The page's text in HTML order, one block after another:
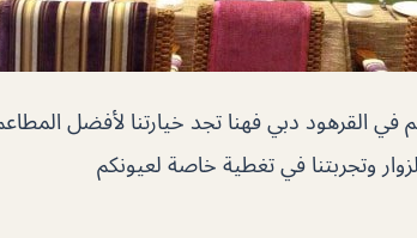
القرهود دبي فهنا تجد خيارتنا لأفضل
وتجربتنا في تغطية خاصة لعيونكم